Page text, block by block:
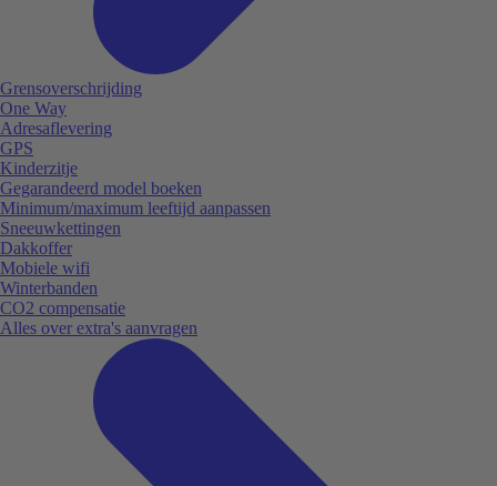
Grensoverschrijding
One Way
Adresaflevering
GPS
Kinderzitje
Gegarandeerd model boeken
Minimum/maximum leeftijd aanpassen
Sneeuwkettingen
Dakkoffer
Mobiele wifi
Winterbanden
CO2 compensatie
Alles over extra's aanvragen